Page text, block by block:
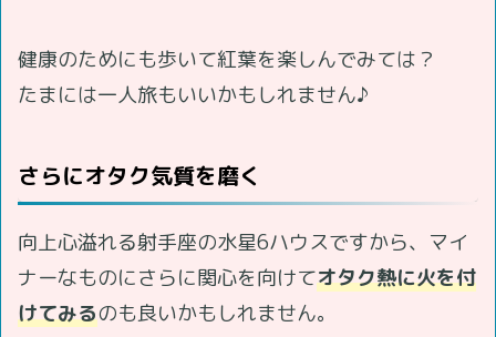
健康のためにも歩いて紅葉を楽しんでみては？
たまには一人旅もいいかもしれません♪
さらにオタク気質を磨く
向上心溢れる射手座の水星6ハウスですから、マイ
ナーなものにさらに関心を向けてオタク熱に火を付
けてみるのも良いかもしれません。